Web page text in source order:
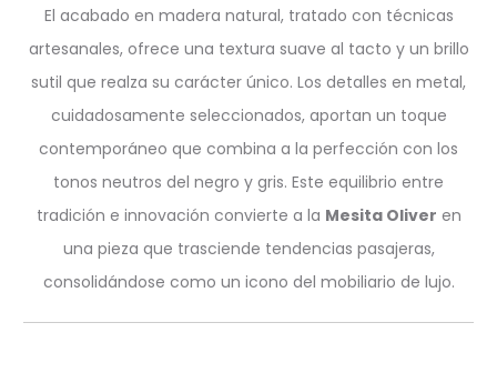
El acabado en madera natural, tratado con técnicas
artesanales, ofrece una textura suave al tacto y un brillo
sutil que realza su carácter único. Los detalles en metal,
cuidadosamente seleccionados, aportan un toque
contemporáneo que combina a la perfección con los
tonos neutros del negro y gris. Este equilibrio entre
tradición e innovación convierte a la Mesita Oliver en
una pieza que trasciende tendencias pasajeras,
consolidándose como un icono del mobiliario de lujo.